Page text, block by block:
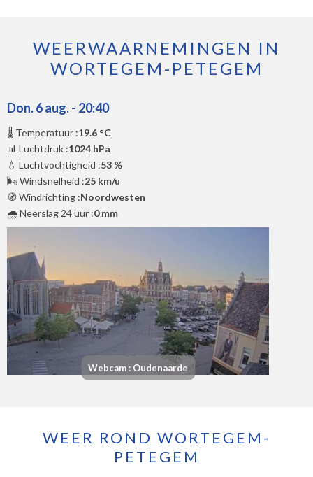
WEERWAARNEMINGEN IN
WORTEGEM-PETEGEM
Don. 6 aug. - 20:40
🌡️ Temperatuur :19.6 °C
📊 Luchtdruk :1024 hPa
💧 Luchtvochtigheid :53 %
🌬️ Windsnelheid :25 km/u
🧭 Windrichting :Noordwesten
🌧️ Neerslag 24 uur :0 mm
Webcam : Oudenaarde
WEER ROND WORTEGEM-
PETEGEM